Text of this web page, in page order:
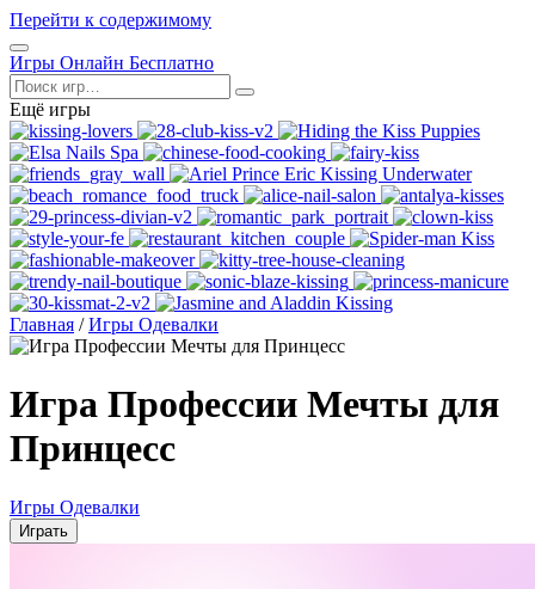
Перейти к содержимому
Открыть
меню
Игры Онлайн Бесплатно
Поиск
Ещё игры
Главная / Игры Одевалки
Игра Профессии Мечты для
Принцесс
Игры Одевалки
Играть